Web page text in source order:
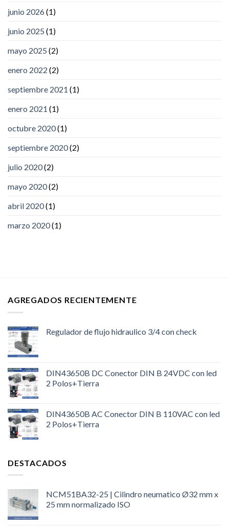
junio 2026(1)
junio 2025 (1)
mayo 2025 (2)
enero 2022 (2)
septiembre 2021 (1)
enero 2021 (1)
octubre 2020(1)
septiembre 2020(2)
julio 2020(2)
mayo 2020(2)
abril 2020(1)
marzo 2020(1)
AGREGADOS RECIENTEMENTE
Regulador de flujo hidraulico 3/4 con check
DIN43650B DC Conector DIN B 24VDC con led
2 Polos+Tierra
DIN43650B AC Conector DIN B 110VAC con led
2 Polos+Tierra
DESTACADOS
NCM51BA32-25 | Cilindro neumatico Ø32 mm x
25 mm normalizado ISO